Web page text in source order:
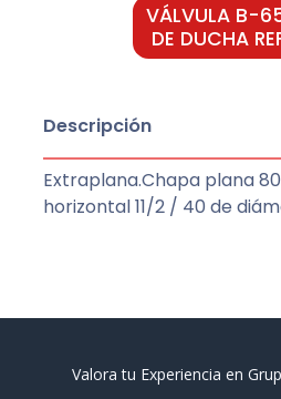
VÁLVULA B-
DE DUCHA
Descripción
Extraplana.Chapa plana
horizontal 11/2 / 40 de
Valora tu Experiencia en